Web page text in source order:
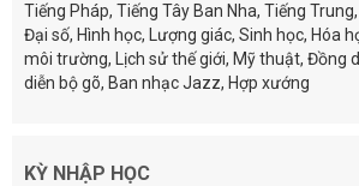
Tiếng Pháp, Tiếng Tây Ban Nha, Tiếng
Đại số, Hình học, Lượng giác, Sinh học, Hóa
môi trường, Lịch sử thế giới, Mỹ thuật, Đồng
diễn bộ gõ, Ban nhạc Jazz, Hợp xướng
KỲ NHẬP HỌC